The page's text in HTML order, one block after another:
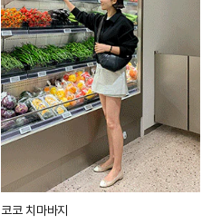
코코 치마바지